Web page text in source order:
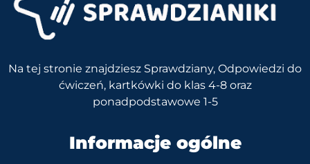
Na tej stronie znajdziesz Sprawdziany, Odpowiedzi do
ćwiczeń, kartkówki do klas 4-8 oraz
ponadpodstawowe 1-5
Informacje ogólne